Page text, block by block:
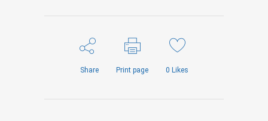
Share Print page 0 Likes